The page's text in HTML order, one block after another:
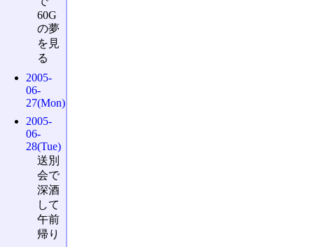
60G
の夢
を見
る
2005-
06-
27(Mon)
2005-
06-
28(Tue)
送別
会で
深酒
して
午前
帰り